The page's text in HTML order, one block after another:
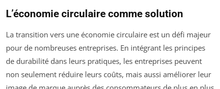
L’économie circulaire comme solution
La transition vers une économie circulaire est un défi majeur
pour de nombreuses entreprises. En intégrant les principes
de durabilité dans leurs pratiques, les entreprises peuvent
non seulement réduire leurs coûts, mais aussi améliorer leur